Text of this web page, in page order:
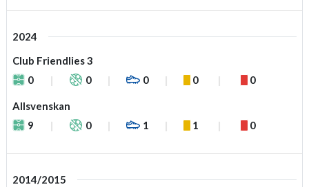
2024
Club Friendlies 3
0
0 0 0 0
Allsvenskan
9
0 1 1 0
2014/2015